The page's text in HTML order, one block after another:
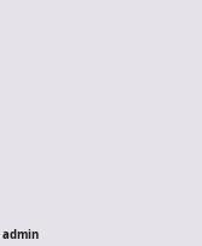
admin